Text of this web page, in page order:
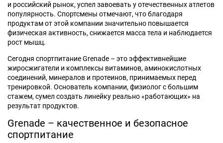
и российский рынок, успел завоевать у отечественных атлетов
популярность. Спортсмены отмечают, что благодаря
продуктам от этой компании значительно повышается
физическая активность, снижается масса тела и наблюдается
рост мышц.
Сегодня спортпитание Grenade – это эффективнейшие
жиросжигатели и комплексы витаминов, аминокислотных
соединений, минералов и протеинов, принимаемых перед
тренировкой. Основатель компании, физиолог с большим
стажем, сумел создать линейку реально «работающих» на
результат продуктов.
Grenade – качественное и безопасное
спортпитание